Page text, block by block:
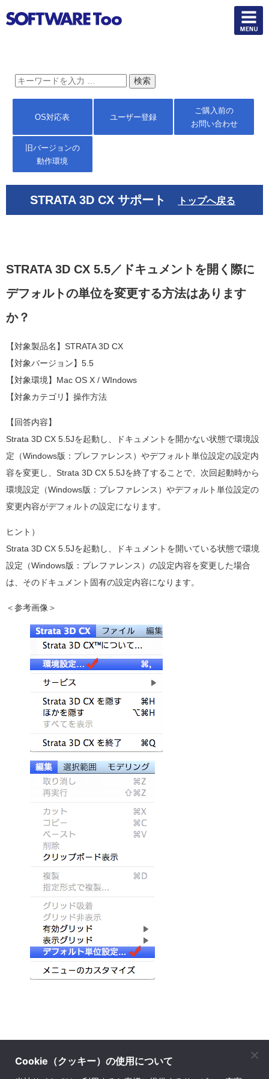
OS対応表 ユーザー登録
ご購入前の
お問い合わせ
旧バージョンの
動作環境
STRATA 3D CX サポート トップへ戻る
STRATA 3D CX 5.5／ドキュメントを開く際に
デフォルトの単位を変更する方法はあります
か？
【対象製品名】STRATA 3D CX
【対象バージョン】5.5
【対象環境】Mac OS X / WIndows
【対象カテゴリ】操作方法
【回答内容】
Strata 3D CX 5.5Jを起動し、ドキュメントを開かない状態で環境設
定（Windows版：プレファレンス）やデフォルト単位設定の設定内
容を変更し、Strata 3D CX 5.5Jを終了することで、次回起動時から
環境設定（Windows版：プレファレンス）やデフォルト単位設定の
変更内容がデフォルトの設定になります。
ヒント）
Strata 3D CX 5.5Jを起動し、ドキュメントを開いている状態で環境
設定（Windows版：プレファレンス）の設定内容を変更した場合
は、そのドキュメント固有の設定内容になります。
＜参考画像＞
Cookie（クッキー）の使用について